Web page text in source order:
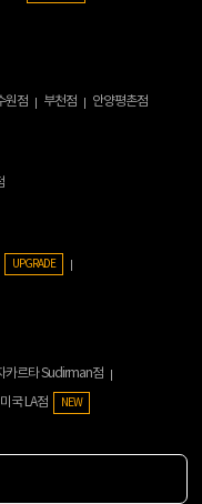
원점 부천점 안양평촌점
UPGRADE
카르타 Sudirman점
미국 LA점 NEW